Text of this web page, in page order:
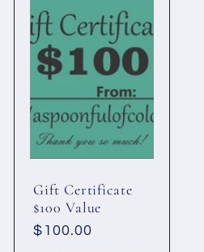
Gift Certificate
$100 Value
Normaalihinta
$100.00